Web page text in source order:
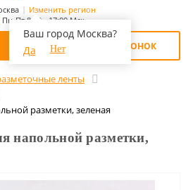
Изменить регион
Ваш город Москва?
Да
Нет
Пн-Пт 8:00 - 17:00 Мск
ОБРАТНЫЙ ЗВОНОК
ленты
разметки, зеленая
напольной разметки,